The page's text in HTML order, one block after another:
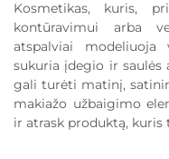
Kosmetikas, kuris,
kontūravimui arba
atspalviai
sukuria įdegio ir saulės
gali turėti matinį,
makiažo užbaigimo
ir atrask produktą, kuris